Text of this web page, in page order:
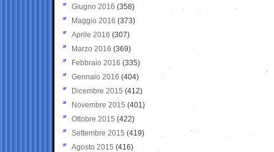
Giugno 2016 (358)
Maggio 2016 (373)
Aprile 2016 (307)
Marzo 2016 (369)
Febbraio 2016 (335)
Gennaio 2016 (404)
Dicembre 2015 (412)
Novembre 2015 (401)
Ottobre 2015 (422)
Settembre 2015 (419)
Agosto 2015 (416)